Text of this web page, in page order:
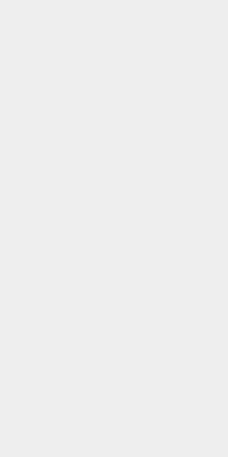
para garantizar
de ellas, y así elegir
de navegación y
Por ejemplo, estas
notificado de la
ninguna
el rendimiento
los visitantes